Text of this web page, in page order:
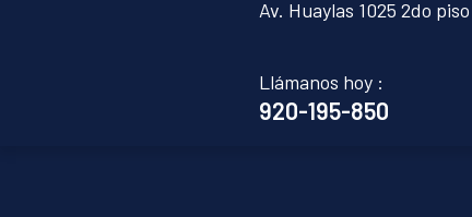
Av. Huaylas 1025 2do
Llámanos hoy :
920-195-850